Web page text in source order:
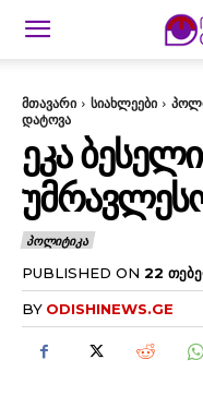
მთავარი სიახლეები
დატოვა
ᲔᲙᲐ
ᲞᲝᲚᲘᲢᲘᲙᲐ
PUBLISHED ON 22
BY ODISHINEWS.GE